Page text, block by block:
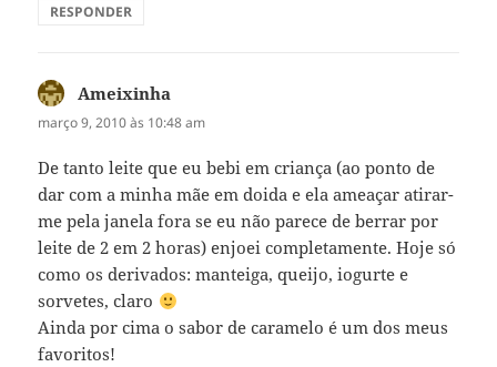
RESPONDER
Ameixinha
março 9, 2010 às 10:48 am
De tanto leite que eu bebi em criança (ao ponto de
dar com a minha mãe em doida e ela ameaçar atirar-
me pela janela fora se eu não parece de berrar por
leite de 2 em 2 horas) enjoei completamente. Hoje só
como os derivados: manteiga, queijo, iogurte e
sorvetes, claro
Ainda por cima o sabor de caramelo é um dos meus
favoritos!